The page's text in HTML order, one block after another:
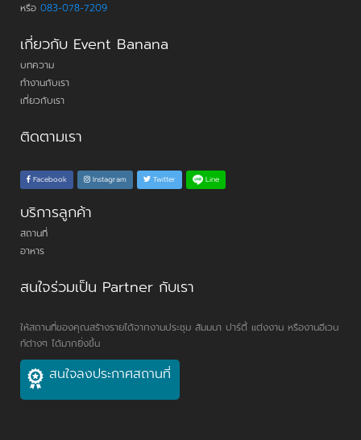
หรือ 083-078-7209
เกี่ยวกับ Event Banana
บทความ
ทำงานกับเรา
เกี่ยวกับเรา
ติดตามเรา
Facebook Instagram Twitter Line
บริการลูกค้า
สถานที่
อาหาร
สนใจร่วมเป็น Partner กับเรา
ให้สถานที่ของคุณสร้างรายได้จากงานประชุม สัมมนา ปาร์ตี้ แต่งงาน หรืองานอีเวน
ท์ต่างๆ ได้มากยิ่งขึ้น
สนใจลงประกาศสถานที่